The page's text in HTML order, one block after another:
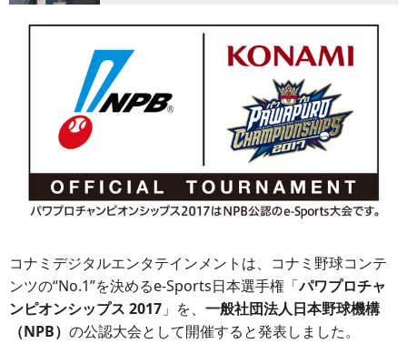
コナミデジタルエンタテインメントは、コナミ野球コンテ
ンツの“No.1”を決めるe-Sports日本選手権「パワプロチャ
ンピオンシップス 2017 」を、 一般社団法人日本野球機構
（NPB） の公認大会として開催すると発表しました。